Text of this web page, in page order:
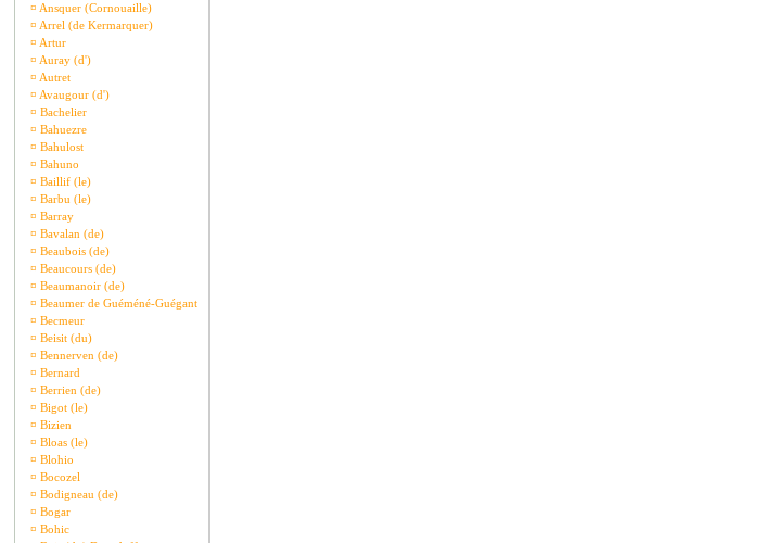
¤ Ansquer (Cornouaille)
¤ Arrel (de Kermarquer)
¤ Artur
¤ Auray (d')
¤ Autret
¤ Avaugour (d')
¤ Bachelier
¤ Bahuezre
¤ Bahulost
¤ Bahuno
¤ Baillif (le)
¤ Barbu (le)
¤ Barray
¤ Bavalan (de)
¤ Beaubois (de)
¤ Beaucours (de)
¤ Beaumanoir (de)
¤ Beaumer de Guéméné-Guégant
¤ Becmeur
¤ Beisit (du)
¤ Bennerven (de)
¤ Bernard
¤ Berrien (de)
¤ Bigot (le)
¤ Bizien
¤ Bloas (le)
¤ Blohio
¤ Bocozel
¤ Bodigneau (de)
¤ Bogar
¤ Bohic